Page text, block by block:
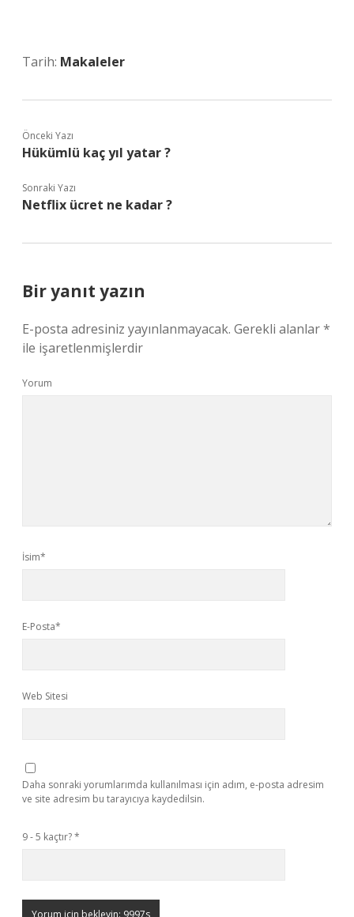
Tarih: Makaleler
Önceki Yazı
Hükümlü kaç yıl yatar ?
Sonraki Yazı
Netflix ücret ne kadar ?
Bir yanıt yazın
E-posta adresiniz yayınlanmayacak. Gerekli alanlar*
ile işaretlenmişlerdir
Yorum
İsim*
E-Posta*
Web Sitesi
Daha sonraki yorumlarımda kullanılması için adım, e-posta adresim
ve site adresim bu tarayıcıya kaydedilsin.
9 - 5 kaçtır?*